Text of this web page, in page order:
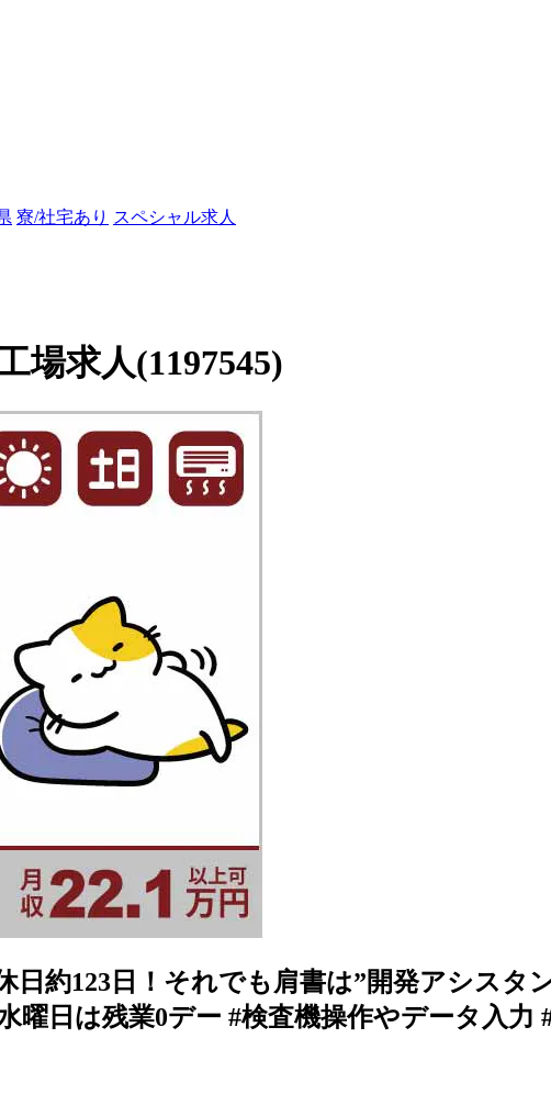
寮/社宅あり スペシャル求人
場求人(1197545)
日約123日！それでも肩書は”開発アシスタ
曜日は残業0デー #検査機操作やデータ入力